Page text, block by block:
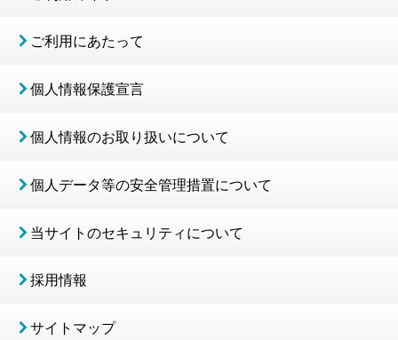
ご利用にあたって
個人情報保護宣言
個人情報のお取り扱いについて
個人データ等の安全管理措置について
当サイトのセキュリティについて
採用情報
サイトマップ